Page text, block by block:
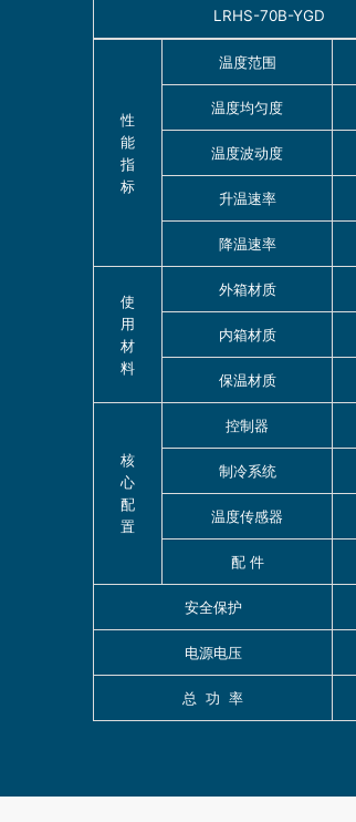
LRHS-70B-YGD
性
能
指
标
温度范围
温度均匀度
温度波动度
升温速率
降温速率
使
用
材
料
外箱材质
内箱材质
保温材质
核
心
配
置
控制器
制冷系统
温度传感器
配 件
安全保护
电源电压
总 功 率